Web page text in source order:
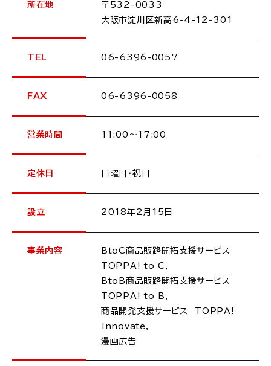
所在地
〒532-0033
大阪市淀川区新高6-4-12-301
TEL 06-6396-0057
FAX 06-6396-0058
営業時間 11:00～17:00
定休日 日曜日・祝日
設立 2018年2月15日
事業内容
BtoC商品販路開拓支援サービス
TOPPA! to C,
BtoB商品販路開拓支援サービス
TOPPA! to B,
商品開発支援サービス TOPPA!
Innovate,
漫画広告